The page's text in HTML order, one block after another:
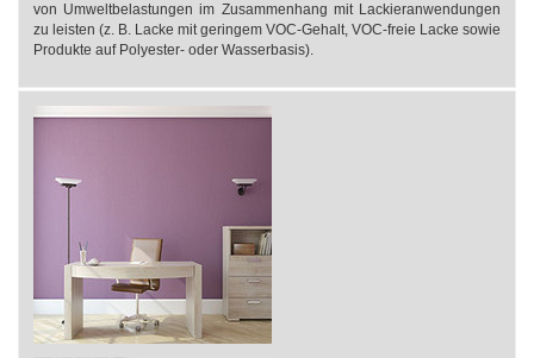
von Umweltbelastungen im Zusammenhang mit Lackieranwendungen
zu leisten (z. B. Lacke mit geringem VOC-Gehalt, VOC-freie Lacke sowie
Produkte auf Polyester- oder Wasserbasis).